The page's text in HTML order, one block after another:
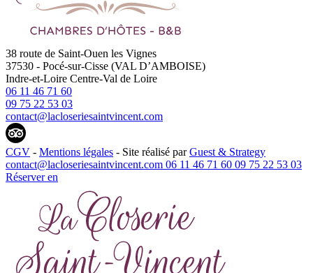
38 route de Saint-Ouen les Vignes
37530 - Pocé-sur-Cisse (VAL D’AMBOISE)
Indre-et-Loire Centre-Val de Loire
06 11 46 71 60
09 75 22 53 03
contact@lacloseriesaintvincent.com
CGV - Mentions légales - Site réalisé parGuest & Strategy
contact@lacloseriesaintvincent.com 06 11 46 71 60 09 75 22 53 03
Réserveren